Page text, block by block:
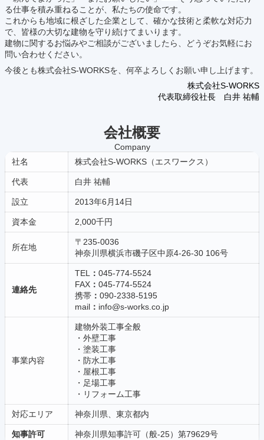
る仕事を積み重ねることが、私たちの使命です。
これからも地域に根ざした企業として、確かな技術と柔軟な対応力
で、皆様の大切な建物を守り続けてまいります。
建物に関するお悩みやご相談がございましたら、どうぞお気軽にお
問い合わせください。
今後とも株式会社S-WORKSを、何卒よろしくお願い申し上げます。
株式会社S-WORKS
代表取締役社長 白井 祐輔
会社概要
Company
社名
株式会社S-WORKS（エスワークス）
代表 白井 祐輔
設立 2013年6月14日
資本金 2,000千円
所在地
〒235-0036
神奈川県横浜市磯子区中原4-26-30 106号
連絡先
TEL ：045-774-5524
FAX ：045-774-5524
携帯 ：090-2338-5195
mail ： info@s-works.co.jp
事業内容
建物外装工事全般
・外壁工事
・塗装工事
・防水工事
・屋根工事
・足場工事
・リフォーム工事
対応エリア 神奈川県、東京都内
知事許可 神奈川県知事許可（般-25）第79629号